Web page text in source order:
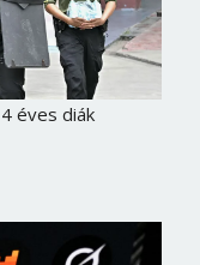
éves diák